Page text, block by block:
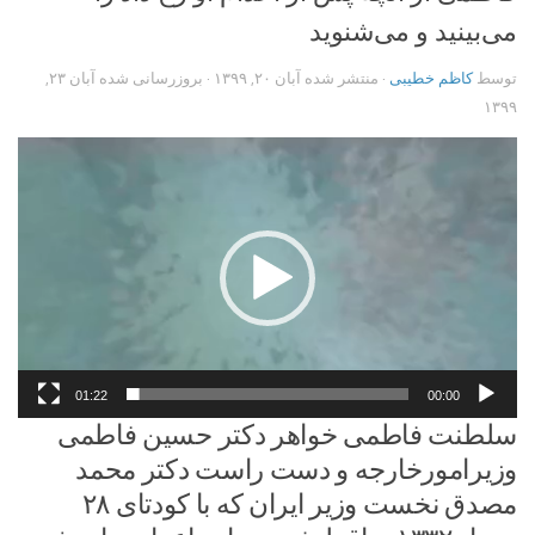
می‌بینید و می‌شنوید
توسطکاظم خطیبی · منتشر شده آبان ۲۰, ۱۳۹۹ · بروزرسانی شده
آبان ۲۳,
۱۳۹۹
00:00
01:22
سلطنت فاطمی خواهر دکتر حسین فاطمی
وزیرامورخارجه و دست راست دکتر محمد
مصدق نخست وزیر ایران که با کودتای ۲۸